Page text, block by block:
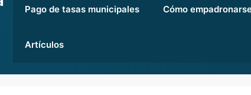
Pago de tasas municipales Cómo
Artículos